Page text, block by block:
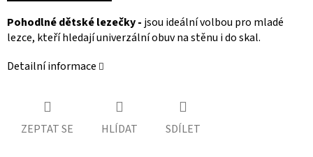
Pohodlné dětské lezečky - jsou ideální volbou pro mladé
lezce, kteří hledají univerzální obuv na stěnu i do skal.
Detailní informace
ZEPTAT SE HLÍDAT SDÍLET